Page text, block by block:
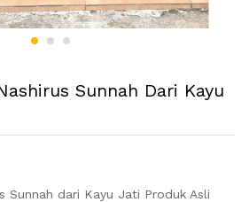
Sunnah Dari Kayu
Sunnah dari Kayu Jati Produk Asli